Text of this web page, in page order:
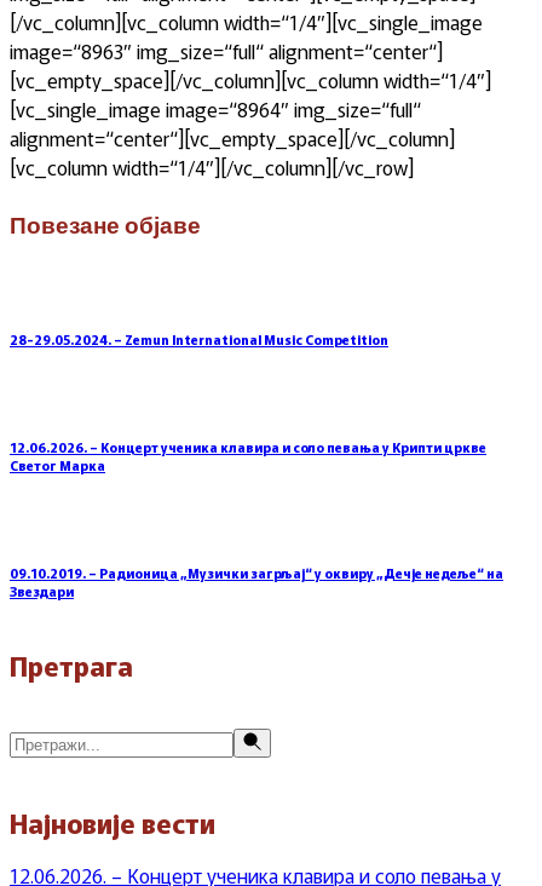
[/vc_column][vc_column width=“1/4″][vc_single_image
image=“8963″ img_size=“full“ alignment=“center“]
[vc_empty_space][/vc_column][vc_column width=“1/4″]
[vc_single_image image=“8964″ img_size=“full“
alignment=“center“][vc_empty_space][/vc_column]
[vc_column width=“1/4″][/vc_column][/vc_row]
Повезане објаве
28-29.05.2024. – Zemun International Music Competition
12.06.2026. – Концерт ученика клавира и соло певања у Крипти цркве
Светог Марка
09.10.2019. – Радионица „Музички загрљај“ у оквиру „Дечје недеље“ на
Звездари
Претрага
Претражи
Најновије вести
12.06.2026. – Концерт ученика клавира и соло певања у